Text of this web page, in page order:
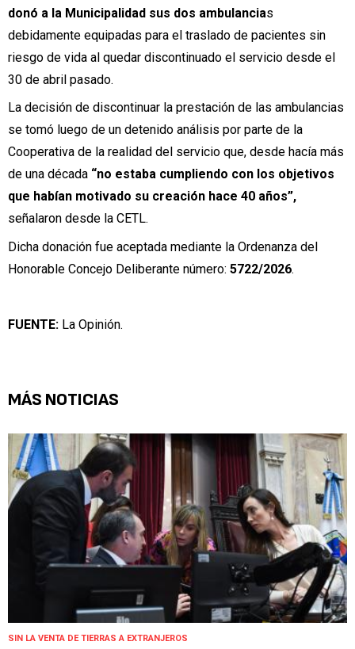
donó a la Municipalidad sus dos ambulancias
debidamente equipadas para el traslado de pacientes sin
riesgo de vida al quedar discontinuado el servicio desde el
30 de abril pasado.
La decisión de discontinuar la prestación de las ambulancias
se tomó luego de un detenido análisis por parte de la
Cooperativa de la realidad del servicio que, desde hacía más
de una década “no estaba cumpliendo con los objetivos
que habían motivado su creación hace 40 años”,
señalaron desde la CETL.
Dicha donación fue aceptada mediante la Ordenanza del
Honorable Concejo Deliberante número: 5722/2026.
FUENTE: La Opinión.
MÁS NOTICIAS
SIN LA VENTA DE TIERRAS A EXTRANJEROS